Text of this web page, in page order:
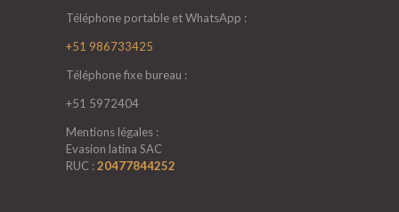
Téléphone portable et WhatsApp :
+51 986733425
Téléphone fixe bureau :
+51 5972404
Mentions légales :
Evasion latina SAC
RUC :20477844252